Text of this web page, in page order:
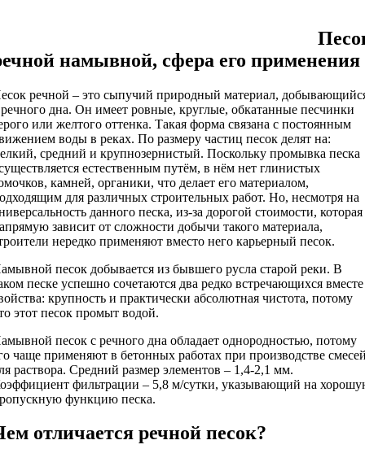
намывной, сфера его применения
речной – это сыпучий природный материал,
дна. Он имеет ровные, круглые, обкатанные песчинки
или желтого оттенка. Такая форма связана с постоянным
воды в реках. По размеру частиц песок делят на:
средний и крупнозернистый. Поскольку промывка песка
естественным путём, в нём нет глинистых
камней, органики, что делает его материалом,
для различных строительных работ. Но, несмотря на
данного песка, из-за дорогой стоимости, которая
зависит от сложности добычи такого материала,
нередко применяют вместо него карьерный песок.
песок добывается из бывшего русла старой реки. В
песке успешно сочетаются два редко встречающихся вместе
крупность и практически абсолютная чистота, потому
этот песок промыт водой.
песок с речного дна обладает однородностью, потому
чаще применяют в бетонных работах при производстве
раствора. Средний размер элементов – 1,4-2,1 мм.
фильтрации – 5,8 м/сутки, указывающий на
функцию песка.
отличается речной песок?